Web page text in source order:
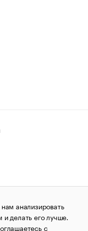
авторских прав
Сообщения
«РБК»
по надзору в сфере
анализировать
и делать его лучше.
с